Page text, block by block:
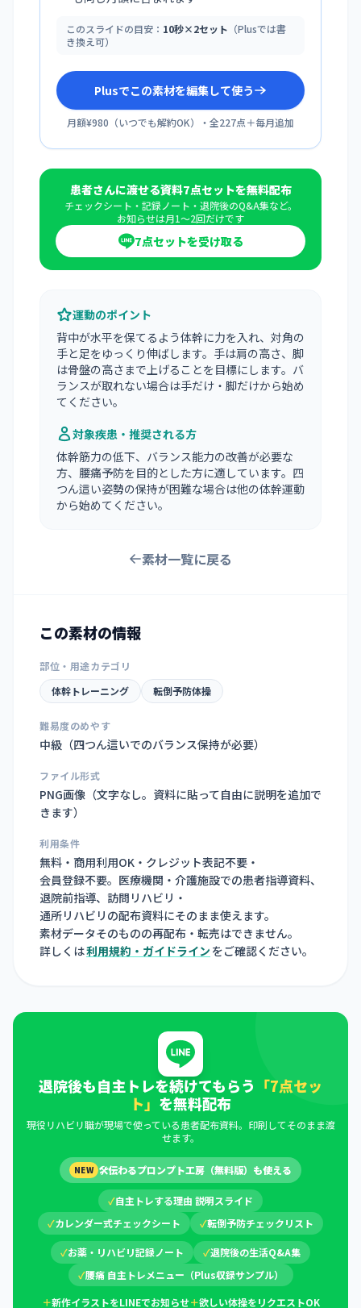
このスライドの目安： 10秒×2セット （Plusでは書
き換え可）
Plusでこの素材を編集して使う
月額¥980 （いつでも解約OK）・全227点＋毎月追加
患者さんに渡せる資料7点セットを無料配布
チェックシート・記録ノート・退院後のQ&A集など。
お知らせは月1〜2回だけです
7点セットを受け取る
運動のポイント
背中が水平を保てるよう体幹に力を入れ、対角の
手と足をゆっくり伸ばします。手は肩の高さ、脚
は骨盤の高さまで上げることを目標にします。バ
ランスが取れない場合は手だけ・脚だけから始め
てください。
対象疾患・推奨される方
体幹筋力の低下、バランス能力の改善が必要な
方、腰痛予防を目的とした方に適しています。四
つん這い姿勢の保持が困難な場合は他の体幹運動
から始めてください。
素材一覧に戻る
この素材の情報
部位・用途カテゴリ
体幹トレーニング
転倒予防体操
難易度のめやす
中級（四つん這いでのバランス保持が必要）
ファイル形式
PNG画像（文字なし。資料に貼って自由に説明を追加で
きます）
利用条件
無料・商用利用OK・クレジット表記不要・
会員登録不要。医療機関・介護施設での患者指導資料、
退院前指導、訪問リハビリ・
通所リハビリの配布資料にそのまま使えます。
素材データそのものの再配布・転売はできません。
詳しくは利用規約・ガイドライン をご確認ください。
退院後も自主トレを続けてもらう 「7点セッ
ト」 を無料配布
現役リハビリ職が現場で使っている患者配布資料。印刷してそのまま渡
せます。
NEW 🛠伝わるプロンプト工房（無料版）も使える
✓自主トレする理由 説明スライド
✓カレンダー式チェックシート ✓転倒予防チェックリスト
✓お薬・リハビリ記録ノート ✓退院後の生活Q&A集
✓腰痛 自主トレメニュー（Plus収録サンプル）
＋新作イラストをLINEでお知らせ＋欲しい体操をリクエストOK